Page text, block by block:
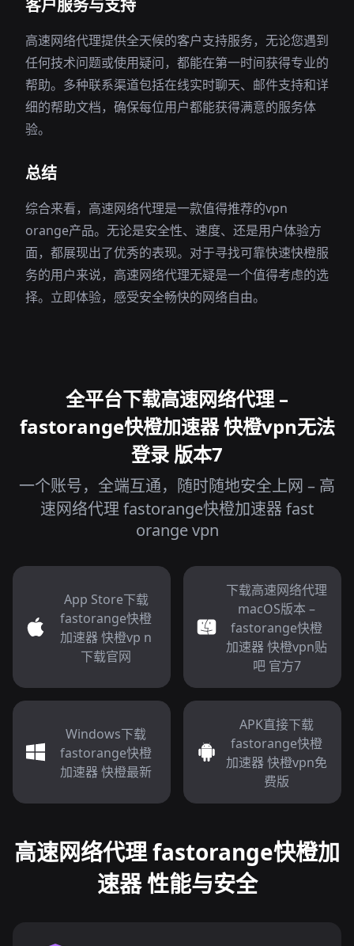
客户服务与支持
高速网络代理提供全天候的客户支持服务，无论您遇到
任何技术问题或使用疑问，都能在第一时间获得专业的
帮助。多种联系渠道包括在线实时聊天、邮件支持和详
细的帮助文档，确保每位用户都能获得满意的服务体
验。
总结
综合来看，高速网络代理是一款值得推荐的vpn
orange产品。无论是安全性、速度、还是用户体验方
面，都展现出了优秀的表现。对于寻找可靠快速快橙服
务的用户来说，高速网络代理无疑是一个值得考虑的选
择。立即体验，感受安全畅快的网络自由。
全平台下载高速网络代理 –
fastorange快橙加速器 快橙vpn无法
登录 版本7
一个账号，全端互通，随时随地安全上网 – 高
速网络代理 fastorange快橙加速器 fast
orange vpn
App Store下载
fastorange快橙
加速器 快橙vp n
下载官网
下载高速网络代理
macOS版本 –
fastorange快橙
加速器 快橙vpn贴
吧 官方7
Windows下载
fastorange快橙
加速器 快橙最新
APK直接下载
fastorange快橙
加速器 快橙vpn免
费版
高速网络代理 fastorange快橙加
速器 性能与安全